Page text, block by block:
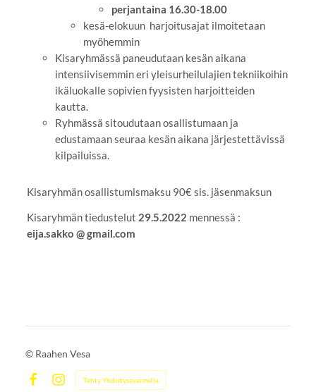
perjantaina 16.30-18.00
kesä-elokuun harjoitusajat ilmoitetaan
myöhemmin
Kisaryhmässä paneudutaan kesän aikana
intensiivisemmin eri yleisurheilulajien tekniikoihin
ikäluokalle sopivien fyysisten harjoitteiden
kautta.
Ryhmässä sitoudutaan osallistumaan ja
edustamaan seuraa kesän aikana järjestettävissä
kilpailuissa.
Kisaryhmän osallistumismaksu 90€ sis. jäsenmaksun
Kisaryhmän tiedustelut 29.5.2022 mennessä :
eija.sakko @ gmail.com
© Raahen Vesa
Tehty Yhdistysavaimella